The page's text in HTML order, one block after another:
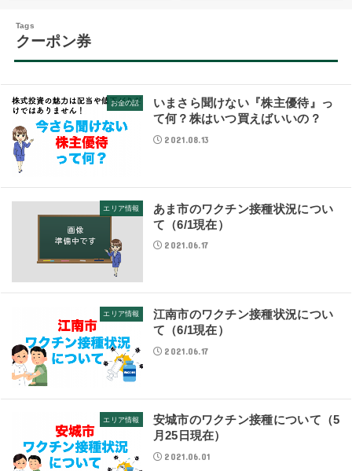
クーポン券
お金の話
いまさら聞けない『株主優待』っ
て何？株はいつ買えばいいの？
2021.08.13
エリア情報
あま市のワクチン接種状況につい
て（6/1現在）
2021.06.17
エリア情報
江南市のワクチン接種状況につい
て（6/1現在）
2021.06.17
エリア情報
安城市のワクチン接種について（5
月25日現在）
2021.06.01